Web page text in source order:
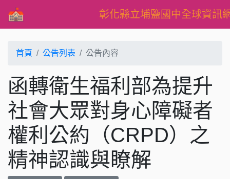
彰化縣立埔鹽國中全球資訊
首頁 公告列表 公告內容
函轉衛生福利部為提升
社會大眾對身心障礙者
權利公約（CRPD）之
精神認識與瞭解